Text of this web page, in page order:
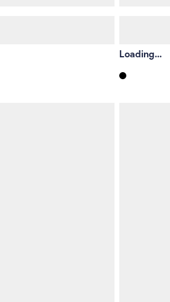
Loading...